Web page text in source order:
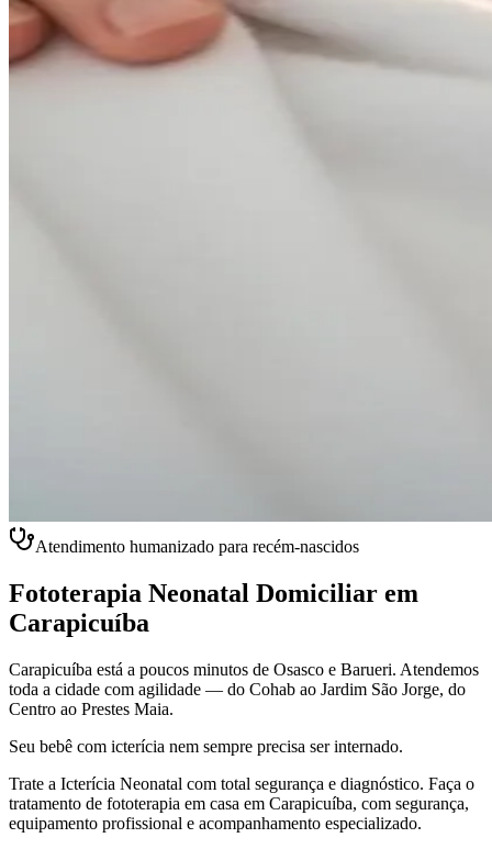
Atendimento humanizado para recém-nascidos
Fototerapia Neonatal Domiciliar em
Carapicuíba
Carapicuíba está a poucos minutos de Osasco e Barueri. Atendemos
toda a cidade com agilidade — do Cohab ao Jardim São Jorge, do
Centro ao Prestes Maia.
Seu bebê com icterícia nem sempre precisa ser internado.
Trate a Icterícia Neonatal com total segurança e diagnóstico. Faça o
tratamento de fototerapia em casa em Carapicuíba, com segurança,
equipamento profissional e acompanhamento especializado.